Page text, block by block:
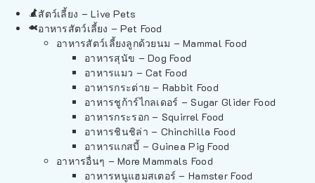
สัตว์เลี้ยง – Live Pets
อาหารสัตว์เลี้ยง – Pet Food
อาหารสัตว์เลี้ยงลูกด้วยนม – Mammal Food
อาหารสุนัข – Dog Food
อาหารแมว – Cat Food
อาหารกระต่าย – Rabbit Food
อาหารชูก้าร์ไกลเดอร์ – Sugar Glider Food
อาหารกระรอก – Squirrel Food
อาหารชินชิล่า – Chinchilla Food
อาหารแกสบี้ – Guinea Pig Food
อาหารอื่นๆ – More Mammals Food
อาหารหนูแฮมสเตอร์ – Hamster Food